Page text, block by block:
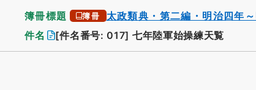
簿冊標題 簿冊 太政類典・第二編・明治四年
件名 [件名番号: 017] 七年陸軍始操練天覧